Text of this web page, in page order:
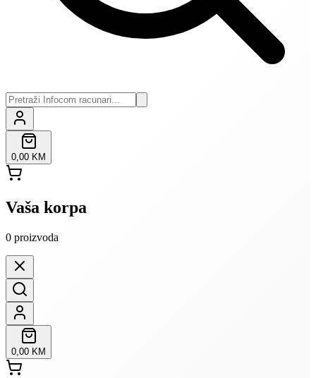
0,00 KM
Vaša korpa
0 proizvoda
0,00 KM